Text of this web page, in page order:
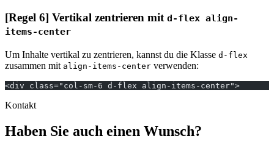
[Regel 6] Vertikal zentrieren mit d-flex align-
items-center
Um Inhalte vertikal zu zentrieren, kannst du die Klasse d-flex
zusammen mit align-items-center verwenden:
<div class="col-sm-6 d-flex align-items-center">
Kontakt
Haben Sie auch einen Wunsch?